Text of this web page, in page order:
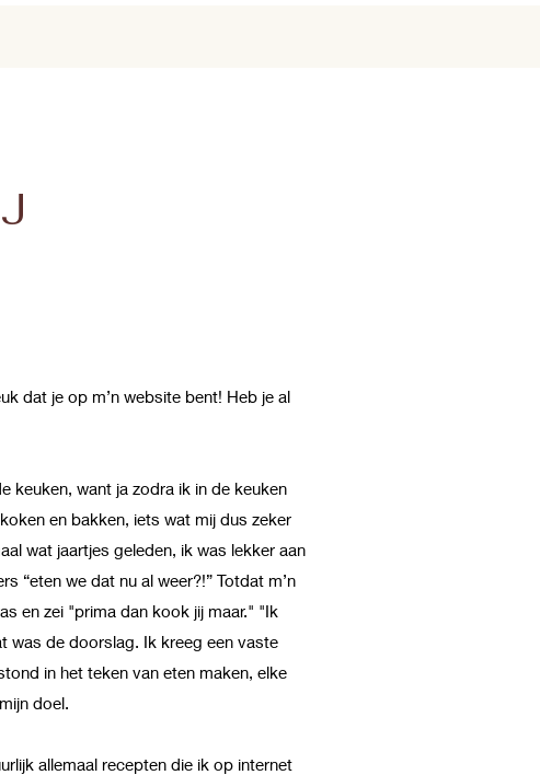
dat je op m’n website bent! Heb je al
keuken, want ja zodra ik in de keuken
en bakken, iets wat mij dus zeker
wat jaartjes geleden, ik was lekker aan
“eten we dat nu al weer?!” Totdat m’n
en zei "prima dan kook jij maar." "Ik
was de doorslag. Ik kreeg een vaste
in het teken van eten maken, elke
doel.
allemaal recepten die ik op internet